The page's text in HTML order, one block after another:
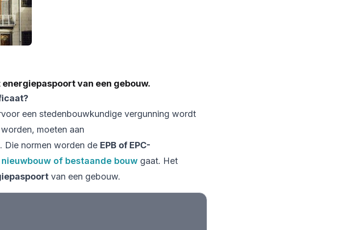
van een gebouw.
een stedenbouwkundige vergunning wordt
moeten aan
Die normen worden de EPB of EPC-
nieuwbouw of bestaande bouwgaat. Het
van een gebouw.